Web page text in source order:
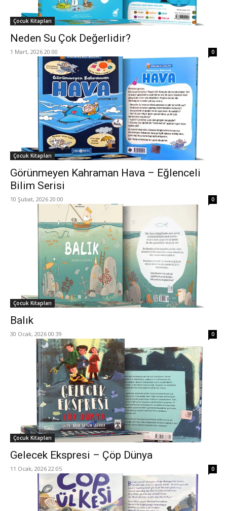
Çocuk Kitapları
Neden Su Çok Değerlidir?
1 Mart, 2026 20:00 0
Çocuk Kitapları
Görünmeyen Kahraman Hava – Eğlenceli
Bilim Serisi
10 Şubat, 2026 20:00 0
Çocuk Kitapları
Balık
30 Ocak, 2026 00:39 0
Çocuk Kitapları
Gelecek Ekspresi – Çöp Dünya
11 Ocak, 2026 22:05 0